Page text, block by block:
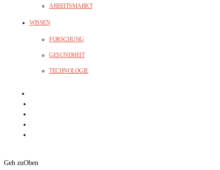
ARBEITSMARKT
WISSEN
FORSCHUNG
GESUNDHEIT
TECHNOLOGIE
Geh zuOben